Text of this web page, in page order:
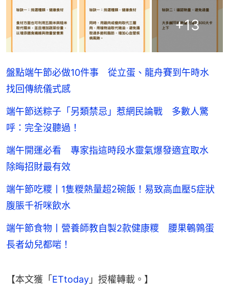
+13
盤點端午節必做10件事 從立蛋、龍舟賽到午時水
找回傳統儀式感
端午節送粽子「另類禁忌」惹網民論戰 多數人驚
呼：完全沒聽過！
端午開運必看 專家指這時段水靈氣爆發適宜取水
除晦招財最有效
端午節吃糭丨1隻糉熱量超2碗飯！易致高血壓5症狀
腹脹千祈咪飲水
端午節食物丨營養師教自製2款健康糭 腰果鵪鶉蛋
長者幼兒都啱！
【本文獲「 ETtoday 」授權轉載。】